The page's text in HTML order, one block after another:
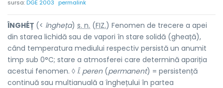
sursa:DGE 2003 permalink
ÎNGHÉȚ (< îngheța) s. n. (FIZ.) Fenomen de trecere a apei
din starea lichidă sau de vapori în stare solidă (gheață),
când temperatura mediului respectiv persistă un anumit
timp sub 0°C; stare a atmosferei care determină apariția
acestui fenomen. ◊ Î. peren(permanent) = persistență
continuă sau multianuală a înghețului în partea